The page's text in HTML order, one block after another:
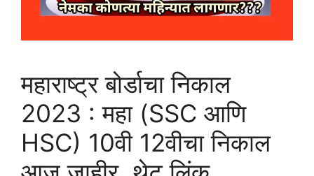
महाराष्ट्र बोर्डाचा निकाल
2023 : महा (SSC आणि
HSC) 10वी 12वीचा निकाल